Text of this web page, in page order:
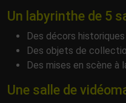
Un labyrinthe de 5
Des décors
Des objets de
Des mises en scène à
Une salle de